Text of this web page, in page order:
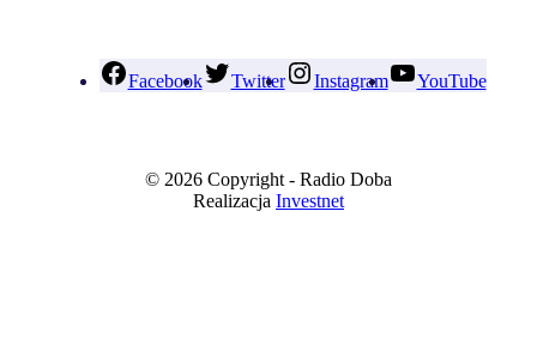
Facebook Twitter Instagram YouTube
© 2026 Copyright - Radio Doba
Realizacja Investnet